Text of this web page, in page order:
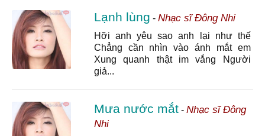
Lạnh lùng - Nhạc sĩ Đông Nhi
Hỡi anh yêu sao anh lại như thế
Chẳng cần nhìn vào ánh mắt em
Xung quanh thật im vắng Người
giả...
Mưa nước mắt- Nhạc sĩ Đông
Nhi